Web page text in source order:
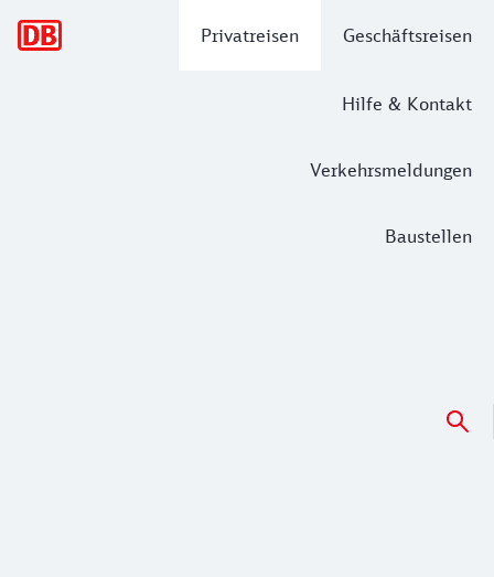
Privatreisen Geschäftsreisen
Hilfe & Kontakt
Verkehrsmeldungen
Baustellen